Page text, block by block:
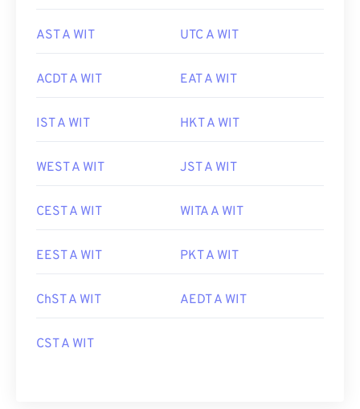
AST A WIT UTC A WIT
ACDT A WIT EAT A WIT
IST A WIT HKT A WIT
WEST A WIT JST A WIT
CEST A WIT WITA A WIT
EEST A WIT PKT A WIT
ChST A WIT AEDT A WIT
CST A WIT